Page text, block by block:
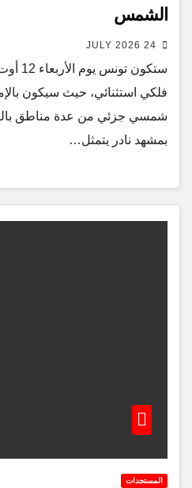
الشمس
24 JULY 2026
فلكي استثنائي، حيث سيكون
شمسي جزئي من عدة مناطق
بمشهد نادر يتمثل…
المستجدات